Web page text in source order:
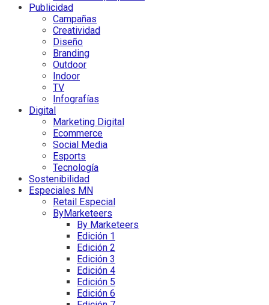
Publicidad
Campañas
Creatividad
Diseño
Branding
Outdoor
Indoor
TV
Infografías
Digital
Marketing Digital
Ecommerce
Social Media
Esports
Tecnología
Sostenibilidad
Especiales MN
Retail Especial
ByMarketeers
By Marketeers
Edición 1
Edición 2
Edición 3
Edición 4
Edición 5
Edición 6